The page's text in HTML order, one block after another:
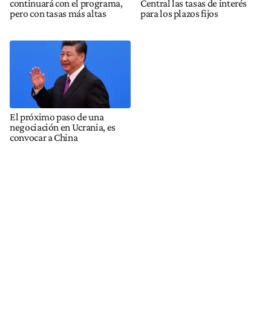
continuará con el programa,
pero con tasas más altas
Central las tasas de interés
para los plazos fijos
El próximo paso de una
negociación en Ucrania, es
convocar a China